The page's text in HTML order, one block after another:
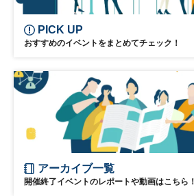
PICK UP
おすすめのイベントをまとめてチェック！
アーカイブ一覧
開催終了イベントのレポートや動画はこちら！